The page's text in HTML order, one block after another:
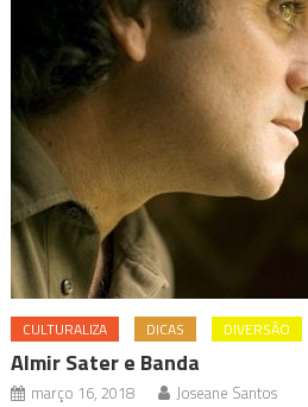
CULTURALIZA DICAS DIVERSÃO
Almir Sater e Banda
março 16, 2018 Joseane Santos